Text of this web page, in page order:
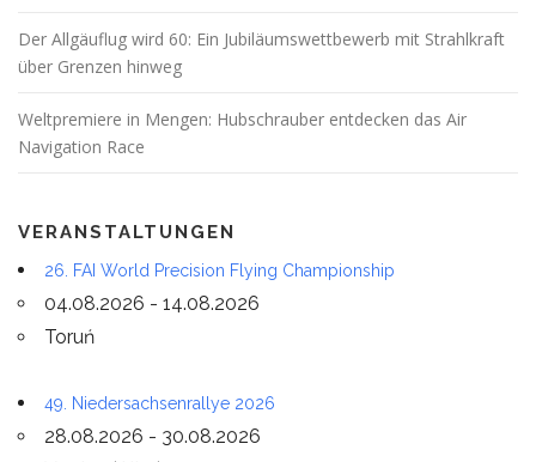
Der Allgäuflug wird 60: Ein Jubiläumswettbewerb mit Strahlkraft
über Grenzen hinweg
Weltpremiere in Mengen: Hubschrauber entdecken das Air
Navigation Race
VERANSTALTUNGEN
26. FAI World Precision Flying Championship
04.08.2026 - 14.08.2026
Toruń
49. Niedersachsenrallye 2026
28.08.2026 - 30.08.2026